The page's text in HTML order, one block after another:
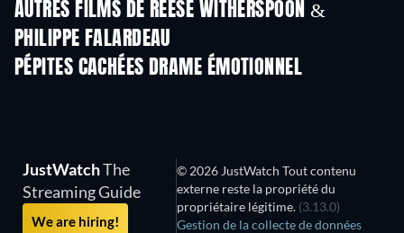
AUTRES FILMS DE REESE WITHERSPOON &
PHILIPPE FALARDEAU
PÉPITES CACHÉES DRAME ÉMOTIONNEL
JustWatchThe
Streaming Guide
We are hiring!
© 2026 JustWatch Tout contenu
externe reste la propriété du
propriétaire légitime. (3.13.0)
Gestion de la collecte de données